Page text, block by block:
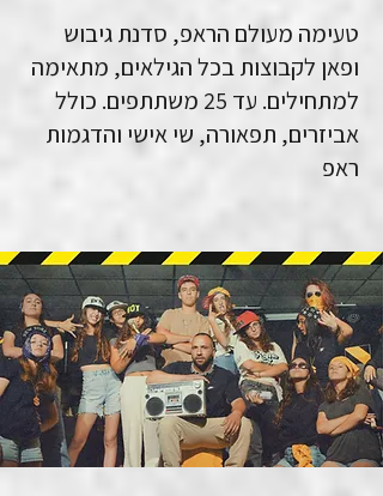
טעימה מעולם הראפ, סדנת גיבוש
ופאן לקבוצות בכל הגילאים, מתאימה
למתחילים. עד 25 משתתפים. כולל
אביזרים, תפאורה, שי אישי והדגמות
ראפ